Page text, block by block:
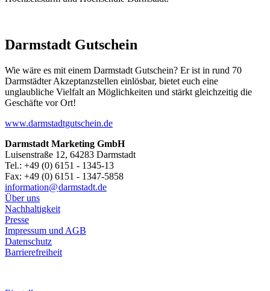
Darmstadt Gutschein
Wie wäre es mit einem Darmstadt Gutschein? Er ist in rund 70
Darmstädter Akzeptanzstellen einlösbar, bietet euch eine
unglaubliche Vielfalt an Möglichkeiten und stärkt gleichzeitig die
Geschäfte vor Ort!
www.darmstadtgutschein.de
Darmstadt Marketing GmbH
Luisenstraße 12, 64283 Darmstadt
Tel.: +49 (0) 6151 - 1345-13
Fax: +49 (0) 6151 - 1347-5858
information@darmstadt.de
Über uns
Nachhaltigkeit
Presse
Impressum und AGB
Datenschutz
Barrierefreiheit